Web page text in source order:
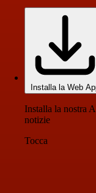
Installa la Web
Installa la nostra
notizie
Tocca